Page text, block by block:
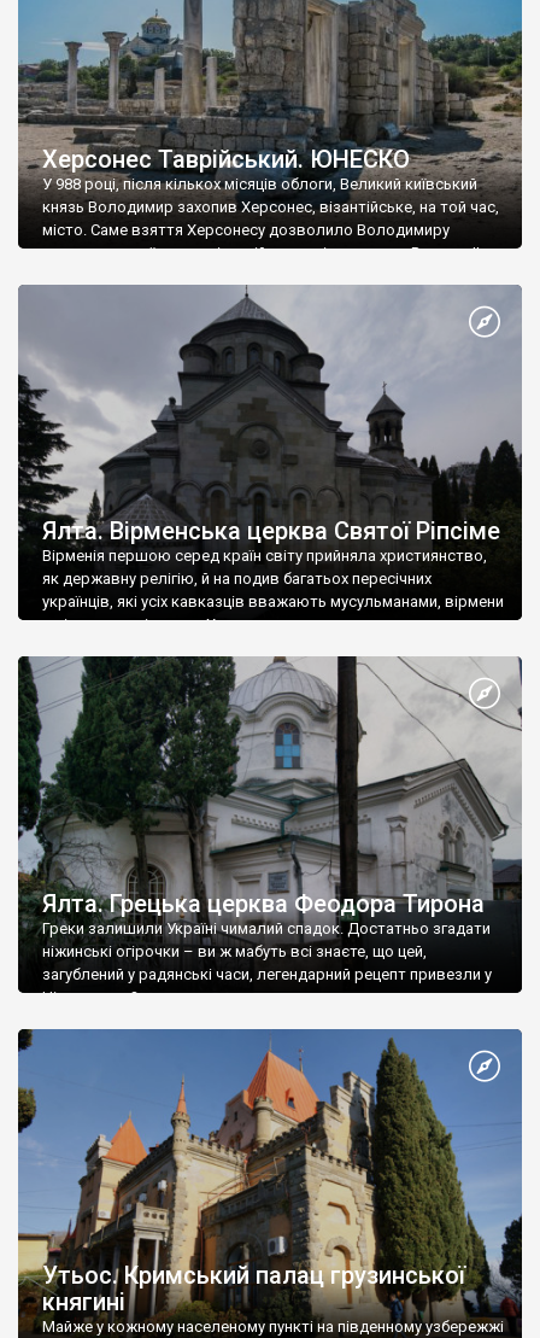
Херсонес Таврійський. ЮНЕСКО
У 988 році, після кількох місяців облоги, Великий київський
князь Володимир захопив Херсонес, візантійське, на той час,
місто. Саме взяття Херсонесу дозволило Володимиру
диктувати свої умови візантійському імператору Василю ІІ, та
Херсонесі Володимир-язичник, став Василем-християнином.
А потім було Хрещення Русі. На честь Херсонесу Таврійського
Ялта. Вірменська церква Святої Ріпсіме
Вірменія першою серед країн світу прийняла християнство,
як державну релігію, й на подив багатьох пересічних
українців, які усіх кавказців вважають мусульманами, вірмени
є відданими вірянами Христа
Ялта. Грецька церква Феодора Тирона
Греки залишили Україні чималий спадок. Достатньо згадати
ніжинські огірочки – ви ж мабуть всі знаєте, що цей,
загублений у радянські часи, легендарний рецепт привезли у
Ніжин греки?
Утьос. Кримський палац грузинської
княгині
Майже у кожному населеному пункті на південному узбережжі